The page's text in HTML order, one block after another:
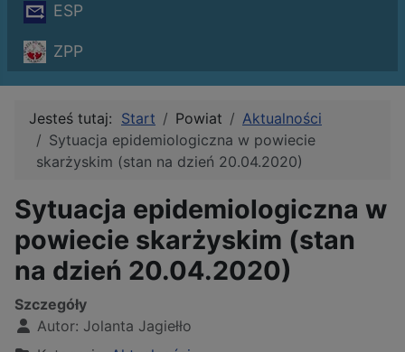
ESP
ZPP
Jesteś tutaj: Start Powiat
Aktualności
Sytuacja epidemiologiczna w powiecie
skarżyskim (stan na dzień 20.04.2020)
Sytuacja epidemiologiczna w
powiecie skarżyskim (stan
na dzień 20.04.2020)
Szczegóły
Autor: Jolanta Jagiełło